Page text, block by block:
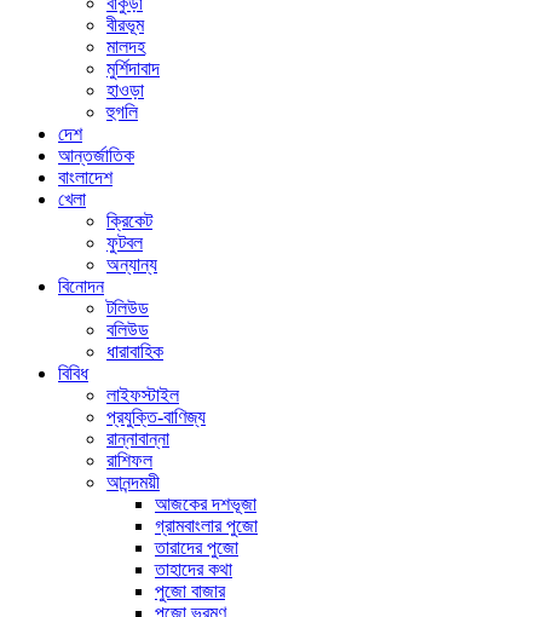
বীরভূম
মালদহ
মুর্শিদাবাদ
হাওড়া
হুগলি
দেশ
আন্তর্জাতিক
বাংলাদেশ
খেলা
ক্রিকেট
ফুটবল
অন্যান্য
বিনোদন
টলিউড
বলিউড
ধারাবাহিক
বিবিধ
লাইফস্টাইল
প্রযুক্তি-বাণিজ্য
রান্নাবান্না
রাশিফল
আনন্দময়ী
আজকের দশভূজা
গ্রামবাংলার পুজো
তারাদের পুজো
তাহাদের কথা
পুজো বাজার
পুজো ভ্রমণ